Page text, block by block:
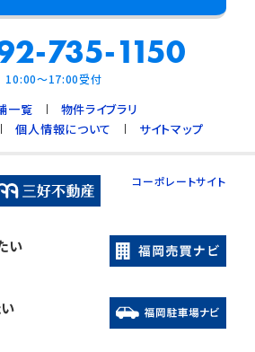
735-1150
10:00～17:00受付
一覧
物件ライブラリ
個人情報について サイトマップ
コーポレートサイト
い